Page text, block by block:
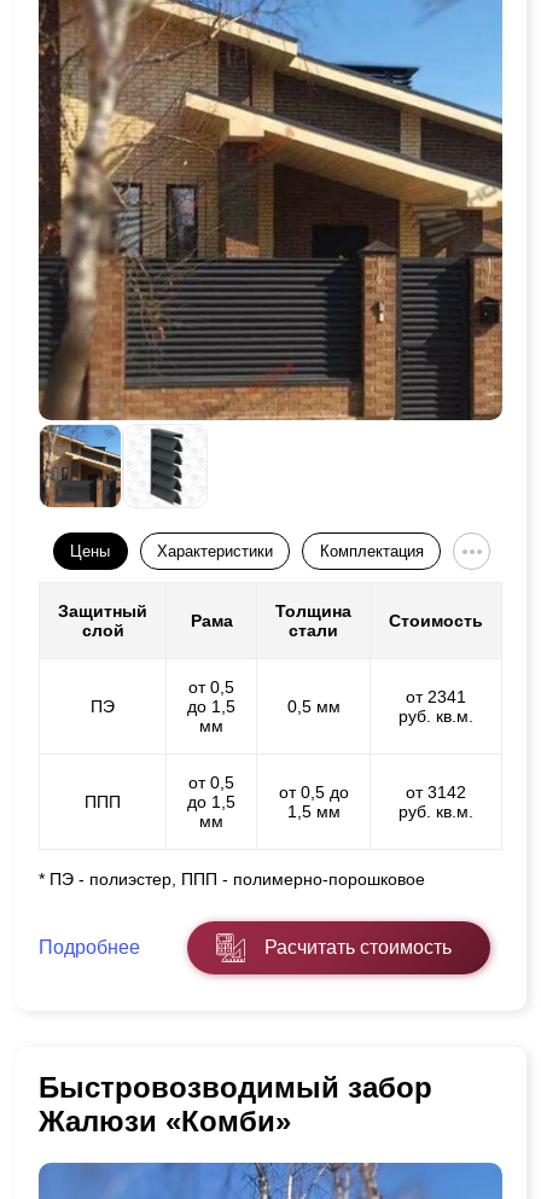
Цены Характеристики Комплектация
Защитный
слой
Рама
Толщина
стали
Стоимость
ПЭ
от 0,5
до 1,5
мм
0,5 мм
от 2341
руб. кв.м.
ППП
от 0,5
до 1,5
мм
от 0,5 до
1,5 мм
от 3142
руб. кв.м.
* ПЭ - полиэстер, ППП - полимерно-порошковое
Подробнее Расчитать стоимость
Быстровозводимый забор
Жалюзи «Комби»